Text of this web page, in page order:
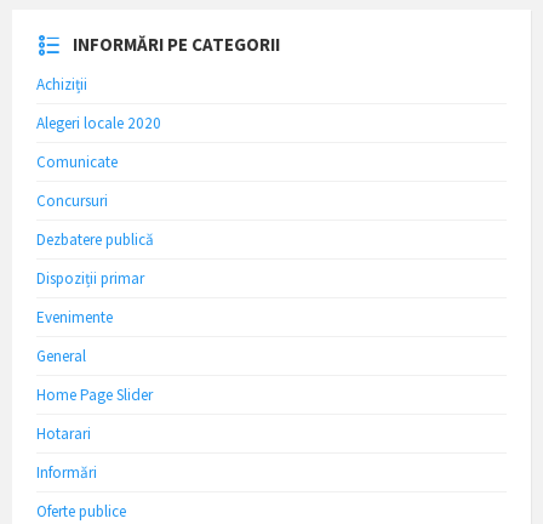
INFORMĂRI PE CATEGORII
Achiziții
Alegeri locale 2020
Comunicate
Concursuri
Dezbatere publică
Dispoziții primar
Evenimente
General
Home Page Slider
Hotarari
Informări
Oferte publice